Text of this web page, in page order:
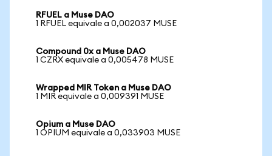
RFUEL a Muse DAO
1 RFUEL equivale a 0,002037 MUSE
Compound 0x a Muse DAO
1 CZRX equivale a 0,005478 MUSE
Wrapped MIR Token a Muse DAO
1 MIR equivale a 0,009391 MUSE
Opium a Muse DAO
1 OPIUM equivale a 0,033903 MUSE